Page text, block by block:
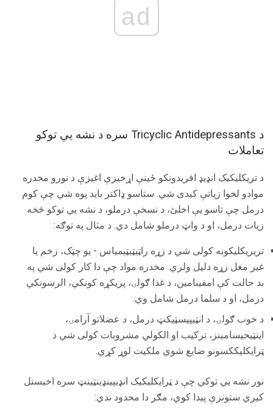
ad
د Tricyclic Antidepressants سره د نشه یي توکو
تعاملات
د تريکلیکیک انډیډ افریدونکو ځینې اړخیزې اغیزې د نورو مخدره
موادو لخوا زیاتې کیدی شي. ستاسو ډاکتر باید پوه شي چې کوم
درمل چې تاسو یې اخلئ، د نسخې درملو، د نشه یي توکو څخه
زیات درمل، او د واټ درملو شامل دي. د مثال په توګه:
تریریکلیکونه کولی شي د زړه راټیټیټیمیاس - یو چټک، زخم یا
غیر مغل زړه دلیل ولري. مخدره مواد چې دا کار کولی شي په
بد حالت کې امفینامین، د غذا ګولۍ، پریکړه کونکي، الرښونکي
درمل، او د سلما درمل شامل وي.
د خوب ګولۍ، د انټيپیسټیکټ درمل، د عضلاتو آرامۍ،
اینټيحیسامینز، ترکیب او الکولي مشروبات کولی شي د
ټرایکلیککسونو ضایع شوي ملکیت لوړ کړي.
نور نشه یي توکي چې د ټرایکلیکیک انډیپینډینټینټ سره اخیستل
کیږي ستونزې پیدا کوي، مګر دا محدود ندي: